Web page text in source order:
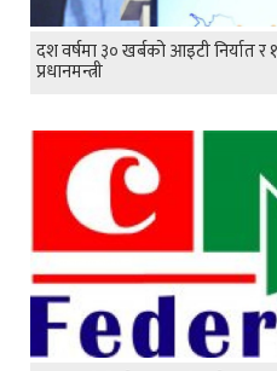
दश वर्षमा ३० खर्बको आइटी निर्यात र
प्रधानमन्त्री